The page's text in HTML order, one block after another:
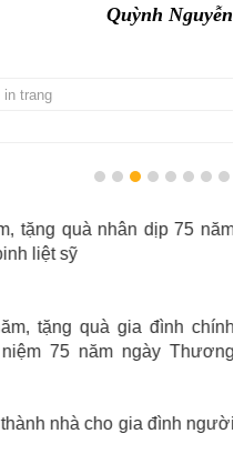
Quỳnh Nguyễn
in trang
tặng quà nhân dịp 75 năm
liệt sỹ
tặng quà gia đình chính
75 năm ngày Thương
nhà cho gia đình người